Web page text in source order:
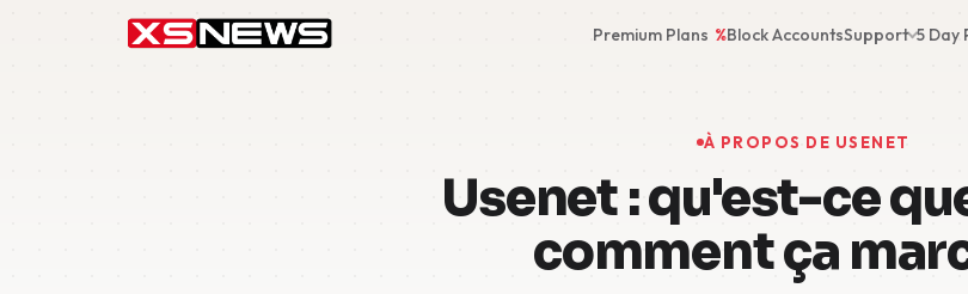
Premium Plans %Block AccountsSupport 5 Day
À PROPOS DE USENET
Usenet : qu'est-ce
comment ça